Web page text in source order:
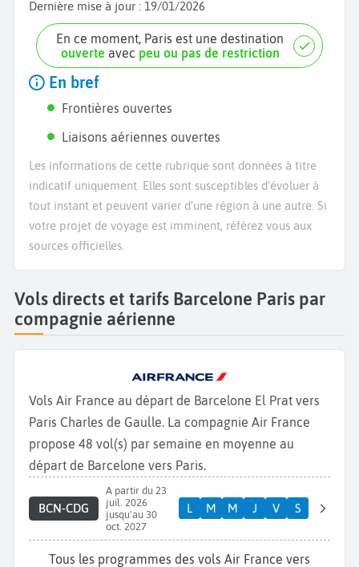
Dernière mise à jour : 19/01/2026
En ce moment, Paris est une destination
ouverte avec peu ou pas de restriction
En bref
Frontières ouvertes
Liaisons aériennes ouvertes
Les informations de cette rubrique sont données à titre
indicatif uniquement. Elles sont susceptibles d’évoluer à
tout instant et peuvent varier d’une région à une autre. Si
votre projet de voyage est imminent, référez vous aux
sources officielles.
Vols directs et tarifs Barcelone Paris par
compagnie aérienne
Vols Air France au départ de Barcelone El Prat vers
Paris Charles de Gaulle. La compagnie Air France
propose 48 vol(s) par semaine en moyenne au
départ de Barcelone vers Paris.
BCN-CDG
A partir du 23
juil. 2026
jusqu'au 30
oct. 2027
L M M J V S
Tous les programmes des vols Air France vers